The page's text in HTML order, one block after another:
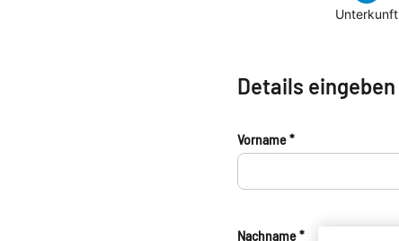
Unterkunft
Details eingeben
Vorname *
Nachname *